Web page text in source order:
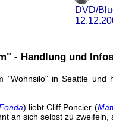
DVD/
- Handlung und
"Wohnsilo" in Seattle
) liebt Cliff Poncier (
an sich selbst zu